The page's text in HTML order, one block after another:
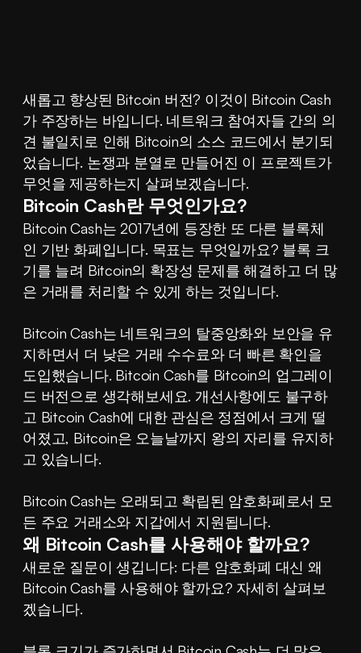
새롭고 향상된 Bitcoin 버전? 이것이 Bitcoin Cash
가 주장하는 바입니다. 네트워크 참여자들 간의 의
견 불일치로 인해 Bitcoin의 소스 코드에서 분기되
었습니다. 논쟁과 분열로 만들어진 이 프로젝트가
무엇을 제공하는지 살펴보겠습니다.
Bitcoin Cash란 무엇인가요?
Bitcoin Cash는 2017년에 등장한 또 다른 블록체
인 기반 화폐입니다. 목표는 무엇일까요? 블록 크
기를 늘려 Bitcoin의 확장성 문제를 해결하고 더 많
은 거래를 처리할 수 있게 하는 것입니다.
Bitcoin Cash는 네트워크의 탈중앙화와 보안을 유
지하면서 더 낮은 거래 수수료와 더 빠른 확인을
도입했습니다. Bitcoin Cash를 Bitcoin의 업그레이
드 버전으로 생각해보세요. 개선사항에도 불구하
고 Bitcoin Cash에 대한 관심은 정점에서 크게 떨
어졌고, Bitcoin은 오늘날까지 왕의 자리를 유지하
고 있습니다.
Bitcoin Cash는 오래되고 확립된 암호화폐로서 모
든 주요 거래소와 지갑에서 지원됩니다.
왜 Bitcoin Cash를 사용해야 할까요?
새로운 질문이 생깁니다: 다른 암호화폐 대신 왜
Bitcoin Cash를 사용해야 할까요? 자세히 살펴보
겠습니다.